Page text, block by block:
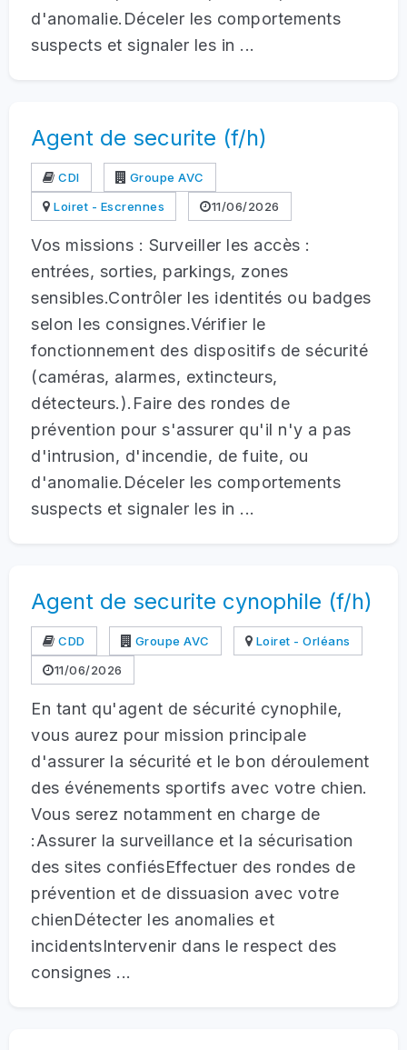
d'anomalie.Déceler les comportements
suspects et signaler les in ...
Agent de securite (f/h)
CDI
Groupe AVC
Loiret - Escrennes
11/06/2026
Vos missions : Surveiller les accès :
entrées, sorties, parkings, zones
sensibles.Contrôler les identités ou badges
selon les consignes.Vérifier le
fonctionnement des dispositifs de sécurité
(caméras, alarmes, extincteurs,
détecteurs.).Faire des rondes de
prévention pour s'assurer qu'il n'y a pas
d'intrusion, d'incendie, de fuite, ou
d'anomalie.Déceler les comportements
suspects et signaler les in ...
Agent de securite cynophile (f/h)
CDD Groupe AVC
Loiret - Orléans
11/06/2026
En tant qu'agent de sécurité cynophile,
vous aurez pour mission principale
d'assurer la sécurité et le bon déroulement
des événements sportifs avec votre chien.
Vous serez notamment en charge de
:Assurer la surveillance et la sécurisation
des sites confiésEffectuer des rondes de
prévention et de dissuasion avec votre
chienDétecter les anomalies et
incidentsIntervenir dans le respect des
consignes ...